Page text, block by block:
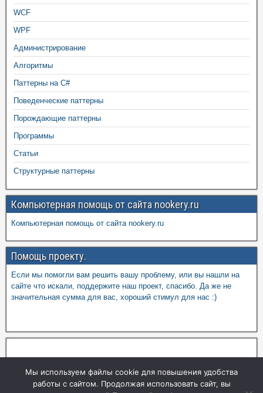
WCF
WPF
Администрирование
Алгоритмы
Паттерны на C#
Поведенческие паттерны
Порождающие паттерны
Программы
Статьи
Структурные паттерны
Компьютерная помощь от сайта nookery.ru
Компьютерная помощь от сайта nookery.ru
Помощь проекту.
Если мы помогли вам решить вашу проблему, или вы нашли на
сайте что искали, поддержите наш проект, спасибо. Да же не
значительная сумма для вас, хороший стимул для нас :)
Мы используем файлы cookie для повышения удобства
работы с сайтом. Продолжая использовать сайт, вы